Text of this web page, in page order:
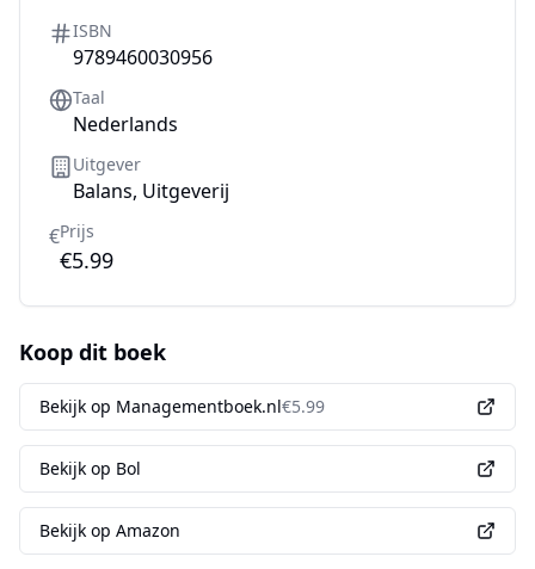
ISBN
9789460030956
Taal
Nederlands
Uitgever
Balans, Uitgeverij
€Prijs
€5.99
Koop dit boek
Bekijk op Managementboek.nl€5.99
Bekijk op Bol
Bekijk op Amazon